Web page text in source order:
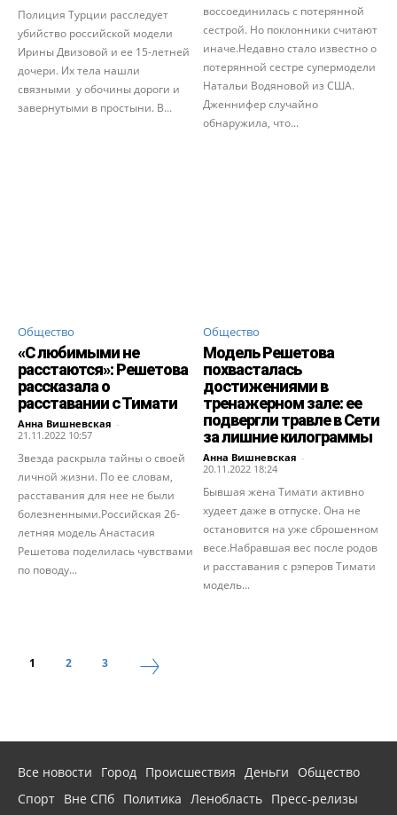
Полиция Турции расследует
убийство российской модели
Ирины Двизовой и ее 15-летней
дочери. Их тела нашли
связными у обочины дороги и
завернутыми в простыни. В...
воссоединилась с потерянной
сестрой. Но поклонники считают
иначе.Недавно стало известно о
потерянной сестре супермодели
Натальи Водяновой из США.
Дженнифер случайно
обнаружила, что...
Общество
«С любимыми не
расстаются»: Решетова
рассказала о
расставании с Тимати
Анна Вишневская -
21.11.2022 10:57
Звезда раскрыла тайны о своей
личной жизни. По ее словам,
расставания для нее не были
болезненными.Российская 26-
летняя модель Анастасия
Решетова поделилась чувствами
по поводу...
Общество
Модель Решетова
похвасталась
достижениями в
тренажерном зале: ее
подвергли травле в Сети
за лишние килограммы
Анна Вишневская -
20.11.2022 18:24
Бывшая жена Тимати активно
худеет даже в отпуске. Она не
остановится на уже сброшенном
весе.Набравшая вес после родов
и расставания с рэперов Тимати
модель...
1 2 3
Все новости Город Происшествия Деньги
Общество
Спорт Вне СПб Политика Ленобласть Пресс-релизы